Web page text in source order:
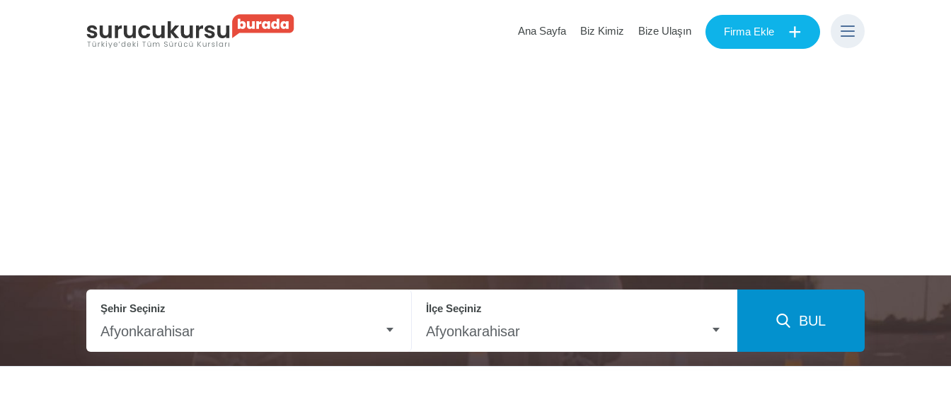
Ana Sayfa Biz Kimiz Bize Ulaşın Firma Ekle +
Şehir Seçiniz
Afyonkarahisar
İlçe Seçiniz
Afyonkarahisar
BUL